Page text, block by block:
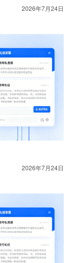
2026年7月24日
2026年7月24日